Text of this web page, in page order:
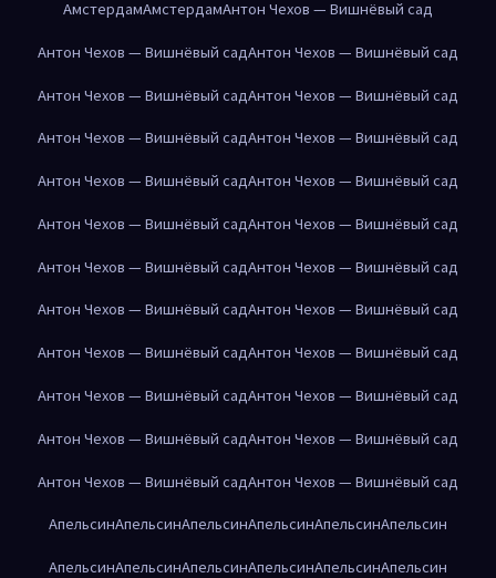
АмстердамАмстердамАнтон Чехов — Вишнёвый сад
Антон Чехов — Вишнёвый садАнтон Чехов — Вишнёвый сад
Антон Чехов — Вишнёвый садАнтон Чехов — Вишнёвый сад
Антон Чехов — Вишнёвый садАнтон Чехов — Вишнёвый сад
Антон Чехов — Вишнёвый садАнтон Чехов — Вишнёвый сад
Антон Чехов — Вишнёвый садАнтон Чехов — Вишнёвый сад
Антон Чехов — Вишнёвый садАнтон Чехов — Вишнёвый сад
Антон Чехов — Вишнёвый садАнтон Чехов — Вишнёвый сад
Антон Чехов — Вишнёвый садАнтон Чехов — Вишнёвый сад
Антон Чехов — Вишнёвый садАнтон Чехов — Вишнёвый сад
Антон Чехов — Вишнёвый садАнтон Чехов — Вишнёвый сад
Антон Чехов — Вишнёвый садАнтон Чехов — Вишнёвый сад
АпельсинАпельсинАпельсинАпельсинАпельсинАпельсин
АпельсинАпельсинАпельсинАпельсинАпельсинАпельсин